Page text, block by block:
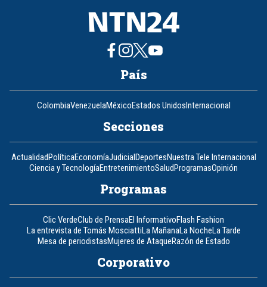
País
ColombiaVenezuelaMéxicoEstados UnidosInternacional
Secciones
ActualidadPolíticaEconomíaJudicialDeportesNuestra Tele Internacional
Ciencia y TecnologíaEntretenimientoSaludProgramasOpinión
Programas
Clic VerdeClub de PrensaEl InformativoFlash Fashion
La entrevista de Tomás MosciattiLa MañanaLa NocheLa Tarde
Mesa de periodistasMujeres de AtaqueRazón de Estado
Corporativo